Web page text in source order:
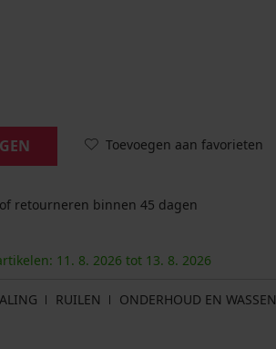
Toevoegen aan favorieten
retourneren binnen 45 dagen
11. 8. 2026 tot 13. 8. 2026
RUILEN ONDERHOUD EN WASSEN